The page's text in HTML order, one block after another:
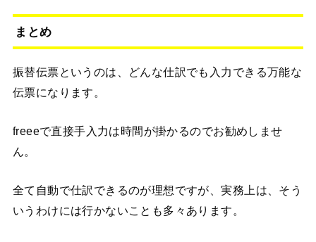
まとめ
振替伝票というのは、どんな仕訳でも入力できる万能な
伝票になります。
freeeで直接手入力は時間が掛かるのでお勧めしませ
ん。
全て自動で仕訳できるのが理想ですが、実務上は、そう
いうわけには行かないことも多々あります。